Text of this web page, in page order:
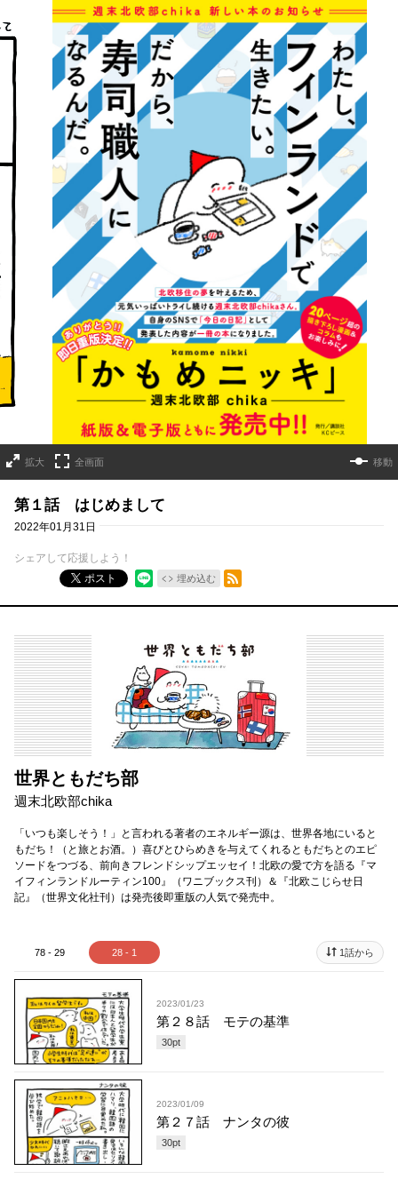
詳細ページへのリンク
拡大 全画面 移動
第１話 はじめまして
2022年01月31日
シェアして応援しよう！
ポスト
埋め込む
RSSフィード
世界ともだち部
週末北欧部chika
「いつも楽しそう！」と言われる著者のエネルギー源は、世界各地にいると
もだち！（と旅とお酒。）喜びとひらめきを与えてくれるともだちとのエピ
ソードをつづる、前向きフレンドシップエッセイ！北欧の愛で方を語る『マ
イフィンランドルーティン100』（ワニブックス刊）＆『北欧こじらせ日
記』（世界文化社刊）は発売後即重版の人気で発売中。
78 - 29 28 - 1 1話から
2023/01/23
第２８話 モテの基準
30pt
2023/01/09
第２７話 ナンタの彼
30pt